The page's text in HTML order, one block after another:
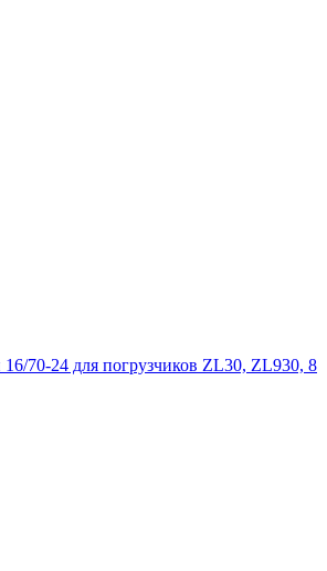
70-24 для погрузчиков ZL30, ZL930, 8